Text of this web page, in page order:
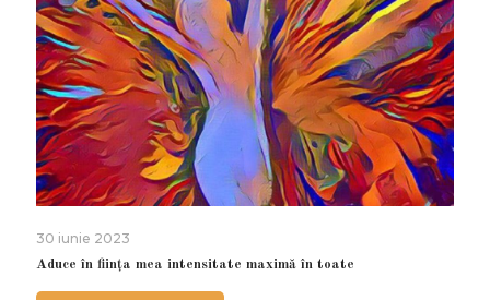
30 iunie 2023
Aduce în ființa mea intensitate maximă în toate